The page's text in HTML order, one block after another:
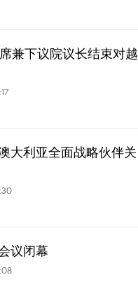
兼下议院议长结束对越
大利亚全面战略伙伴关
议闭幕